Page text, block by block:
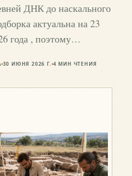
ДНК до наскального
актуальна на 23
года , поэтому…
30 ИЮНЯ 2026 Г. 4 МИН ЧТЕНИЯ